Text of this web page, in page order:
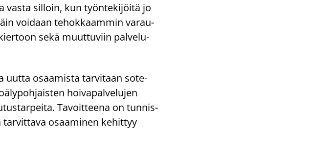
vasta sil­loin, kun työn­te­ki­jöi­tä jo
voi­daan te­hok­kaam­min va­rau­
sekä muut­tu­viin pal­ve­lu­
uutta osaa­mis­ta tar­vi­taan sote-​
hoi­va­pal­ve­lu­jen
Ta­voit­tee­na on tun­nis­
osaa­mi­nen ke­hit­tyy